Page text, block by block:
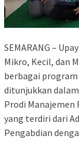
SEMARANG –
Mikro, Kecil, dan
berbagai program
ditunjukkan
Prodi Manajemen
yang terdiri dari
Pengabdian